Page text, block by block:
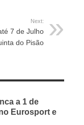
Next:
7 de Julho
do Pisão
a 1 de
Eurosport e